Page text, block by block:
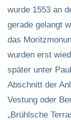
wurde 1553 an
gerade gelangt
das
wurden erst
später unter Paul
Abschnitt der
Vestung oder
„Brühlsche